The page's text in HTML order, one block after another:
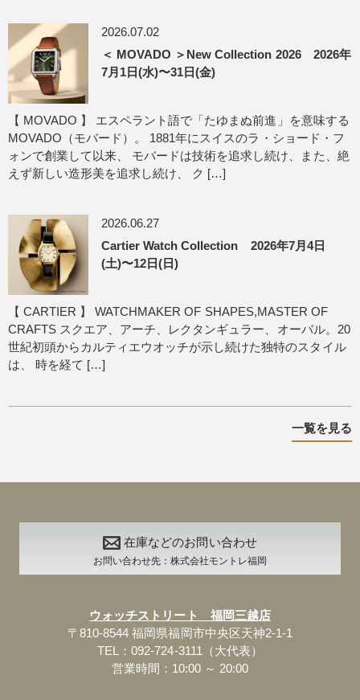
2026.07.02
＜ MOVADO ＞New Collection 2026 2026年
7月1日(水)〜31日(金)
【 MOVADO 】 エスペラント語で「たゆまぬ前進」を意味する
MOVADO（モバード）。 1881年にスイスのラ・ショード・フ
ォンで創業して以来、 モバードは技術を追求し続け、また、絶
えず新しい造形美を追求し続け、 ク […]
2026.06.27
Cartier Watch Collection 2026年7月4日
(土)〜12日(日)
【 CARTIER 】 WATCHMAKER OF SHAPES,MASTER OF
CRAFTS スクエア、アーチ、レクタンギュラー、オーバル。20
世紀初頭からカルティエウオッチが示し続けた独特のスタイル
は、 時を経て […]
一覧を見る
在庫などのお問い合わせ
お問い合わせ先：株式会社モントレ福岡
ウォッチストリート 福岡三越店
〒810-8544 福岡県福岡市中央区天神2-1-1
TEL：092-724-3111（大代表）
営業時間：10:00 ～ 20:00